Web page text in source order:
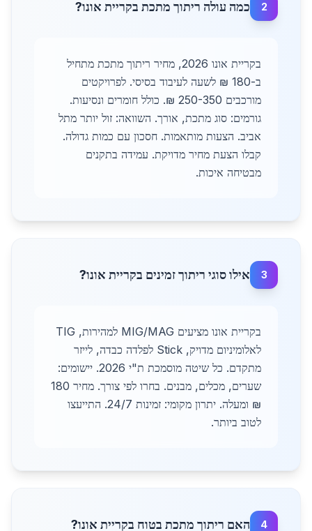
2 כמה עולה ריתוך מתכת בקריית אונו?
בקריית אונו 2026, מחיר ריתוך מתכת מתחיל
ב-180 ₪ לשעה לעיבוד בסיסי. לפרויקטים
מורכבים 250-350 ₪. כולל חומרים ונסיעות.
גורמים: סוג מתכת, אורך. השוואה: זול יותר מתל
אביב. הצעות מותאמות. חסכון עם כמות גדולה.
קבלו הצעת מחיר מדויקת. עמידה בתקנים
מבטיחה איכות.
3 אילו סוגי ריתוך זמינים בקריית אונו?
בקריית אונו מציעים MIG/MAG למהירות, TIG
לאלומיניום מדויק, Stick לפלדה כבדה, לייזר
מתקדם. כל שיטה מוסמכת ת"י 2026. יישומים:
שערים, מכלים, מבנים. בחרו לפי צורך. מחיר 180
₪ ומעלה. יתרון מקומי: זמינות 24/7. התייעצו
לטוב ביותר.
4 האם ריתוך מתכת בטוח בקריית אונו?